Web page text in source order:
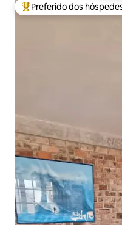
Entre os melhores
Preferido dos